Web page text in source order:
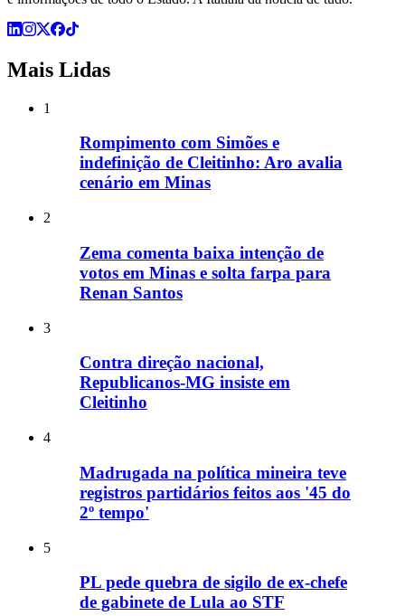
Mais Lidas
1
Rompimento com Simões e
indefinição de Cleitinho: Aro avalia
cenário em Minas
2
Zema comenta baixa intenção de
votos em Minas e solta farpa para
Renan Santos
3
Contra direção nacional,
Republicanos-MG insiste em
Cleitinho
4
Madrugada na política mineira teve
registros partidários feitos aos '45 do
2º tempo'
5
PL pede quebra de sigilo de ex-chefe
de gabinete de Lula ao STF